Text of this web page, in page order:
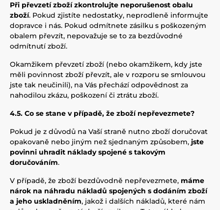
Při převzetí zboží zkontrolujte neporušenost obalu
zboží. Pokud zjistíte nedostatky, neprodleně informujte
dopravce i nás. Pokud odmítnete zásilku s poškozeným
obalem převzít, nepovažuje se to za bezdůvodné
odmítnutí zboží.
Okamžikem převzetí zboží (nebo okamžikem, kdy jste
měli povinnost zboží převzít, ale v rozporu se smlouvou
jste tak neučinili), na Vás přechází odpovědnost za
nahodilou zkázu, poškození či ztrátu zboží.
4.5. Co se stane v případě, že zboží nepřevezmete?
Pokud je z důvodů na Vaší straně nutno zboží doručovat
opakovaně nebo jiným než sjednaným způsobem, jste
povinni uhradit náklady spojené s takovým
doručováním.
V případě, že zboží bezdůvodně nepřevezmete, máme
nárok na náhradu nákladů spojených s dodáním zboží
a jeho uskladněním, jakož i dalších nákladů, které nám